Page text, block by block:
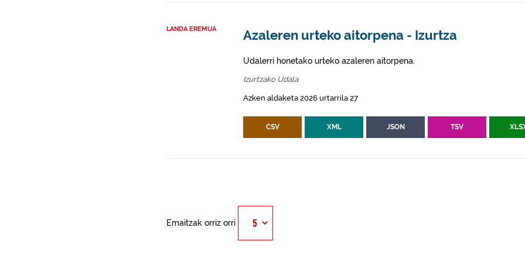
LANDA EREMUA Azaleren urteko aitorpena - Izurtza
Udalerri honetako urteko azaleren aitorpena.
Izurtzako Udala
Azken aldaketa 2026 urtarrila 27
CSV XML JSON TSV
Emaitzak orriz orri